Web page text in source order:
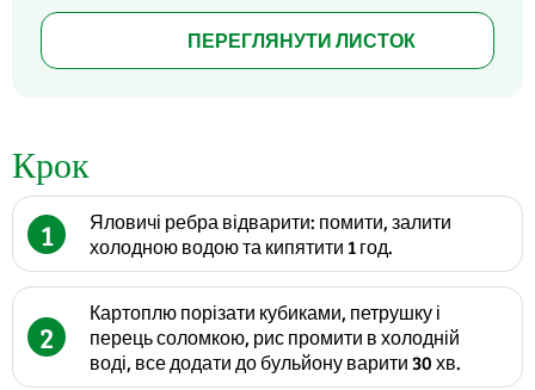
ПЕРЕГЛЯНУТИ ЛИСТОК
Крок
1
Яловичі ребра відварити: помити, залити
холодною водою та кипятити 1 год.
2
Картоплю порізати кубиками, петрушку і
перець соломкою, рис промити в холодній
воді, все додати до бульйону варити 30 хв.